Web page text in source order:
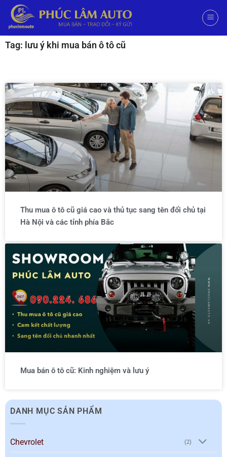
Tag: lưu ý khi mua bán ô tô cũ
Thu mua ô tô cũ giá cao và thủ tục sang tên đổi chủ tại
Hà Nội và các tỉnh phía Bắc
Mua bán ô tô cũ: Kinh nghiệm và lưu ý
DANH MỤC SẢN PHẨM
Chevrolet (2)